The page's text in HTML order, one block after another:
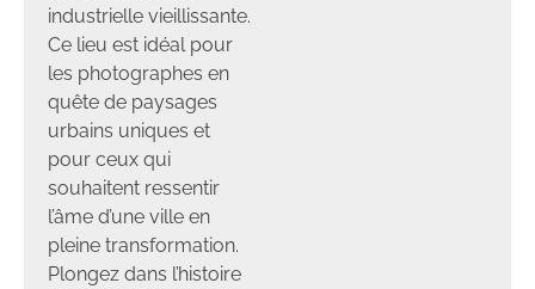
industrielle vieillissante.
Ce lieu est idéal pour
les photographes en
quête de paysages
urbains uniques et
pour ceux qui
souhaitent ressentir
l’âme d’une ville en
pleine transformation.
Plongez dans l’histoire